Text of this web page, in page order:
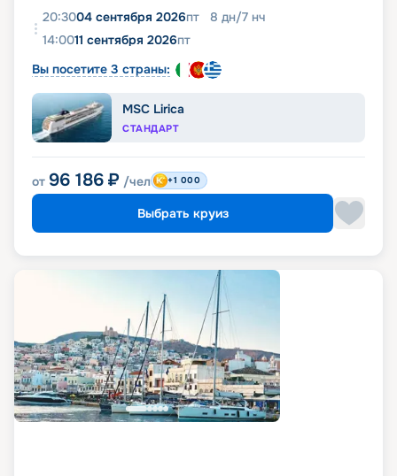
20:3004 сентября 2026пт 8 дн/7 нч
14:0011 сентября 2026пт
Вы посетите 3 страны:
MSC Lirica
СТАНДАРТ
от 96 186 ₽ /чел +1 000
Выбрать круиз